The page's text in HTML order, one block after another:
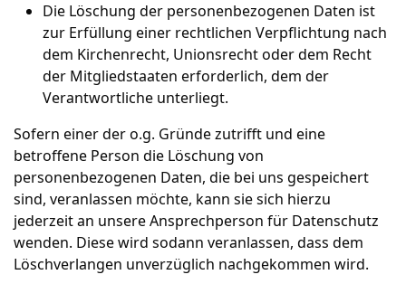
Die Löschung der personenbezogenen Daten ist
zur Erfüllung einer rechtlichen Verpflichtung nach
dem Kirchenrecht, Unionsrecht oder dem Recht
der Mitgliedstaaten erforderlich, dem der
Verantwortliche unterliegt.
Sofern einer der o.g. Gründe zutrifft und eine
betroffene Person die Löschung von
personenbezogenen Daten, die bei uns gespeichert
sind, veranlassen möchte, kann sie sich hierzu
jederzeit an unsere Ansprechperson für Datenschutz
wenden. Diese wird sodann veranlassen, dass dem
Löschverlangen unverzüglich nachgekommen wird.